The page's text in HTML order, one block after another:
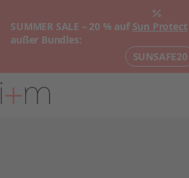
SUMMER SALE – 20 % auf Sun Protect
außer Bundles:
SUNSAFE20
Zum
Hauptinhalt